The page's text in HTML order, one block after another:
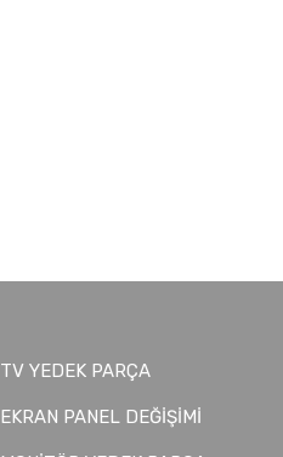
TV YEDEK PARÇA
EKRAN PANEL DEĞİŞİMİ